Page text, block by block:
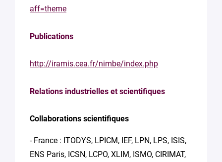
aff=theme
Publications
http://iramis.cea.fr/nimbe/index.php
Relations industrielles et scientifiques
Collaborations scientifiques
- France : ITODYS, LPICM, IEF, LPN, LPS, ISIS,
ENS Paris, ICSN, LCPO, XLIM, ISMO, CIRIMAT,